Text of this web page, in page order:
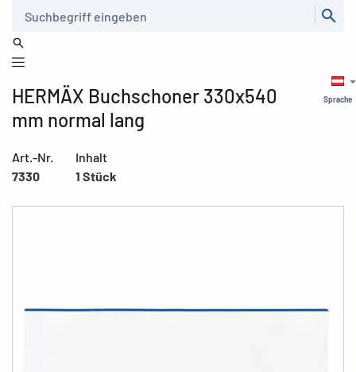
Sprache
HERMÄX Buchschoner 330x540
mm normal lang
Art.-Nr.
7330
Inhalt
1 Stück